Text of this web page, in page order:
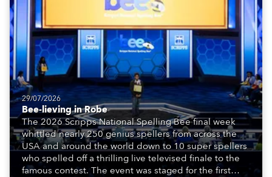
29/07/2026
Bee-lieving in Robe
The 2026 Scripps National Spelling Bee final week
whittled nearly 250 genius spellers from across the
USA and around the world down to 10 super spellers
who spelled off a thrilling live televised finale to the
famous contest. The event was staged for the first